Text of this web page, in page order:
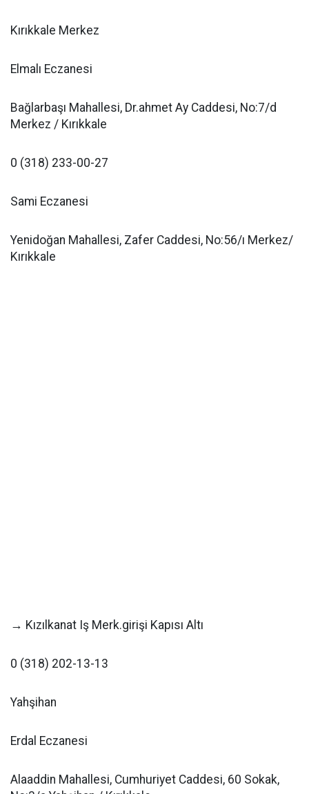
Kırıkkale Merkez
Elmalı Eczanesi
Bağlarbaşı Mahallesi, Dr.ahmet Ay Caddesi, No:7/d
Merkez / Kırıkkale
0 (318) 233-00-27
Sami Eczanesi
Yenidoğan Mahallesi, Zafer Caddesi, No:56/ı Merkez/
Kırıkkale
→ Kızılkanat Iş Merk.girişi Kapısı Altı
0 (318) 202-13-13
Yahşihan
Erdal Eczanesi
Alaaddin Mahallesi, Cumhuriyet Caddesi, 60 Sokak,